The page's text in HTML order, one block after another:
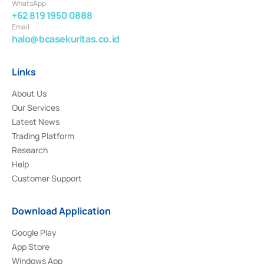
WhatsApp
+62 819 1950 0888
Email
halo@bcasekuritas.co.id
Links
About Us
Our Services
Latest News
Trading Platform
Research
Help
Customer Support
Download Application
Google Play
App Store
Windows App